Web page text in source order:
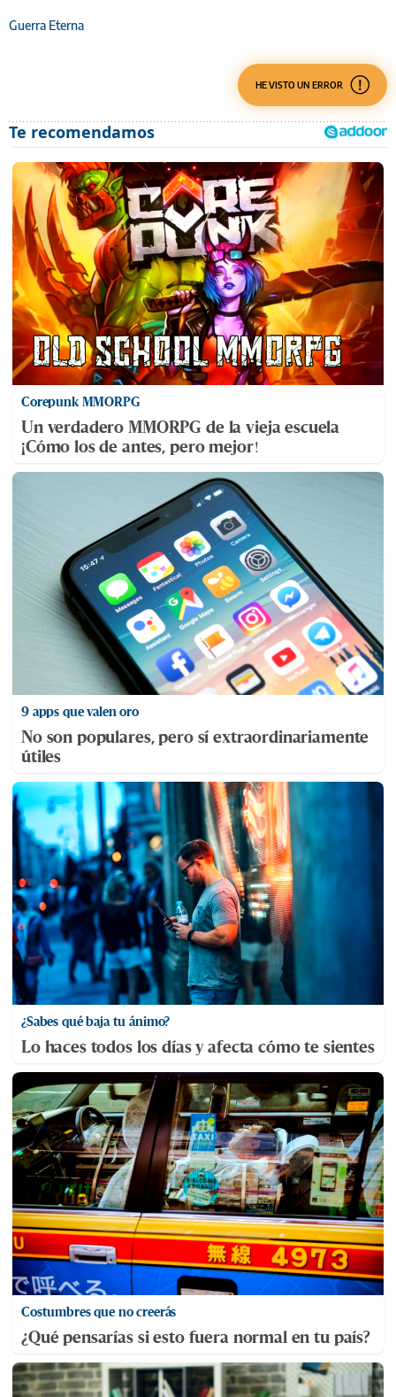
Guerra Eterna
HE VISTO UN ERROR
Corepunk MMORPG
Un verdadero MMORPG de la vieja escuela
¡Cómo los de antes, pero mejor!
9 apps que valen oro
No son populares, pero sí extraordinariamente
útiles
¿Sabes qué baja tu ánimo?
Lo haces todos los días y afecta cómo te sientes
Costumbres que no creerás
¿Qué pensarías si esto fuera normal en tu país?